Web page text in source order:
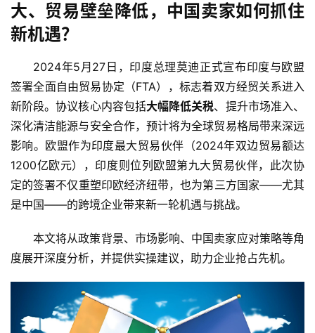
大、贸易壁垒降低，中国卖家如何抓住
新机遇？
2024年5月27日，印度总理莫迪正式宣布印度与欧盟
签署全面自由贸易协定（FTA），标志着双方经贸关系进入
新阶段。协议核心内容包括大幅降低关税、提升市场准入、
深化清洁能源与安全合作，预计将为全球贸易格局带来深远
影响。欧盟作为印度最大贸易伙伴（2024年双边贸易额达
1200亿欧元），印度则位列欧盟第九大贸易伙伴，此次协
定的签署不仅重塑印欧经济纽带，也为第三方国家——尤其
是中国——的跨境企业带来新一轮机遇与挑战。
本文将从政策背景、市场影响、中国卖家应对策略等角
度展开深度分析，并提供实操建议，助力企业抢占先机。